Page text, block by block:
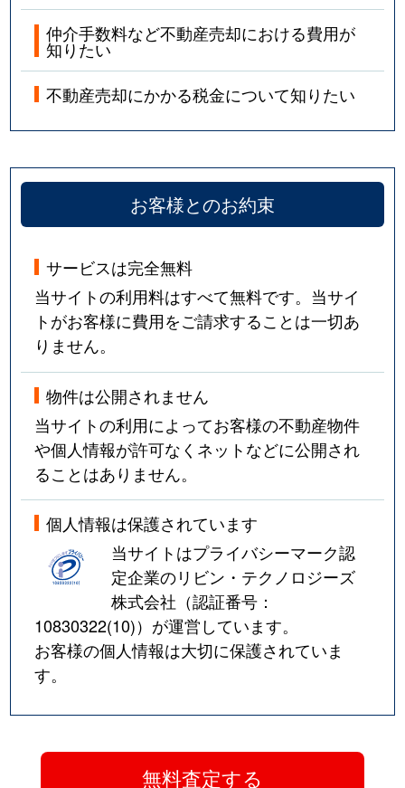
仲介手数料など不動産売却における費用が
知りたい
不動産売却にかかる税金について知りたい
お客様とのお約束
サービスは完全無料
当サイトの利用料はすべて無料です。当サイ
トがお客様に費用をご請求することは一切あ
りません。
物件は公開されません
当サイトの利用によってお客様の不動産物件
や個人情報が許可なくネットなどに公開され
ることはありません。
個人情報は保護されています
当サイトはプライバシーマーク認
定企業のリビン・テクノロジーズ
株式会社（認証番号：
10830322(10)）が運営しています。
お客様の個人情報は大切に保護されていま
す。